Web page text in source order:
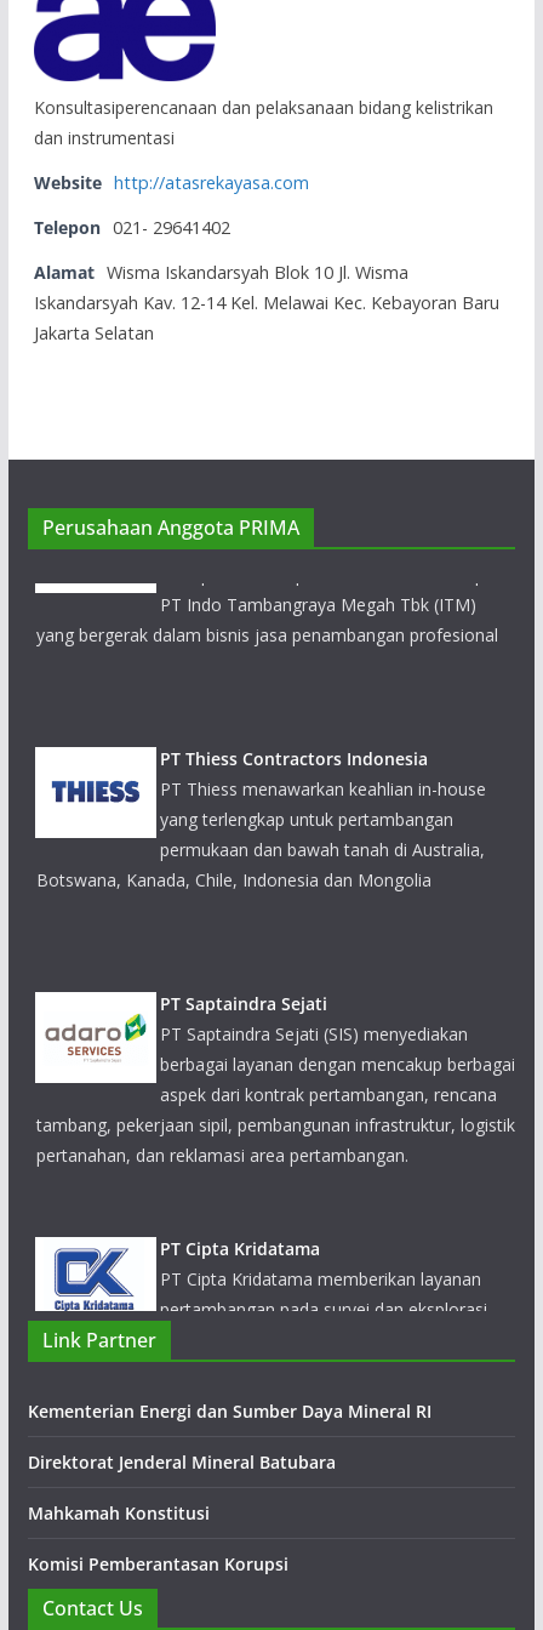
Konsultasiperencanaan dan pelaksanaan bidang kelistrikan
dan instrumentasi
Website http://atasrekayasa.com
Telepon 021- 29641402
Alamat Wisma Iskandarsyah Blok 10 Jl. Wisma
Iskandarsyah Kav. 12-14 Kel. Melawai Kec. Kebayoran Baru
Jakarta Selatan
Perusahaan Anggota PRIMA
PT Tambang Raya Usaha Tama
merupakan anak perusahaan dari kelompok
PT Indo Tambangraya Megah Tbk (ITM)
yang bergerak dalam bisnis jasa penambangan profesional
yang terlengkap untuk pertambangan
permukaan dan bawah tanah di Australia,
Botswana, Kanada, Chile, Indonesia dan Mongolia
berbagai layanan dengan mencakup berbagai
aspek dari kontrak pertambangan, rencana
tambang, pekerjaan sipil, pembangunan infrastruktur, logistik
pertanahan, dan reklamasi area pertambangan.
pertambangan pada survei dan eksplorasi,
modeling, pengeboran dan peledakan,
overburden removal, ekstraksi, pengangkutan, konstruksi
fasilitas pendukung, manajemen fasilitas pengolahan serta
Link Partner
Kementerian Energi dan Sumber Daya Mineral RI
Direktorat Jenderal Mineral Batubara
Mahkamah Konstitusi
Komisi Pemberantasan Korupsi
Contact Us